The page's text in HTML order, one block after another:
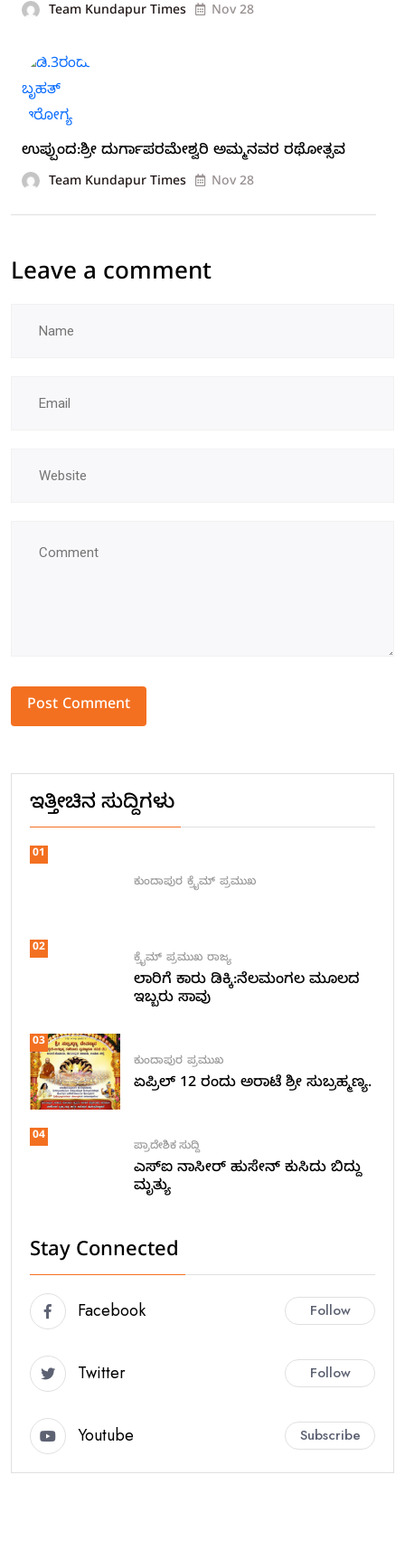
Team Kundapur Times Nov 28
ಉಪ್ಪುಂದ:ಶ್ರೀ ದುರ್ಗಾಪರಮೇಶ್ವರಿ ಅಮ್ಮನವರ ರಥೋತ್ಸವ
Team Kundapur Times Nov 28
Leave a comment
ಇತ್ತೀಚಿನ ಸುದ್ದಿಗಳು
01
ಕುಂದಾಪುರ ಕ್ರೈಮ್ ಪ್ರಮುಖ
02
ಕ್ರೈಮ್ ಪ್ರಮುಖ ರಾಜ್ಯ
ಲಾರಿಗೆ ಕಾರು ಡಿಕ್ಕಿ:ನೆಲಮಂಗಲ ಮೂಲದ
ಇಬ್ಬರು ಸಾವು
03
ಕುಂದಾಪುರ ಪ್ರಮುಖ
ಏಪ್ರಿಲ್ 12 ರಂದು ಅರಾಟೆ ಶ್ರೀ ಸುಬ್ರಹ್ಮಣ್ಯ.
04
ಪ್ರಾದೇಶಿಕ ಸುದ್ದಿ
ಎಸ್ಐ ನಾಸೀರ್ ಹುಸೇನ್ ಕುಸಿದು ಬಿದ್ದು
ಮೃತ್ಯು
Stay Connected
Facebook Follow
Twitter Follow
Youtube Subscribe